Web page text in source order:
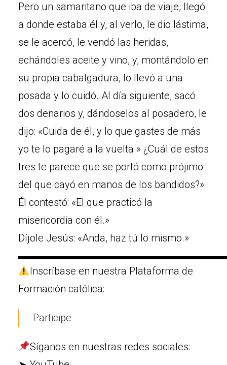
Pero un samaritano que iba de viaje, llegó
a donde estaba él y, al verlo, le dio lástima,
se le acercó, le vendó las heridas,
echándoles aceite y vino, y, montándolo en
su propia cabalgadura, lo llevó a una
posada y lo cuidó. Al día siguiente, sacó
dos denarios y, dándoselos al posadero, le
dijo: «Cuida de él, y lo que gastes de más
yo te lo pagaré a la vuelta.» ¿Cuál de estos
tres te parece que se portó como prójimo
del que cayó en manos de los bandidos?»
Él contestó: «El que practicó la
misericordia con él.»
Díjole Jesús: «Anda, haz tú lo mismo.»
Inscríbase en nuestra Plataforma de
Formación católica:
Participe
Síganos en nuestras redes sociales: